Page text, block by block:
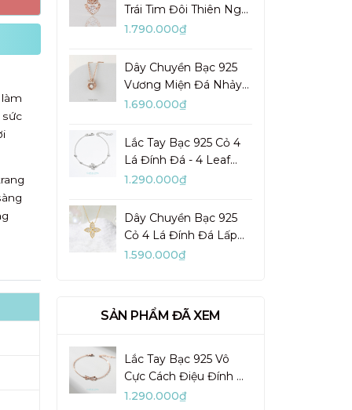
Trái Tim Đôi Thiên Nga
Đá Nhảy Pretty Swan -
1.790.000₫
Dây Chuyền Bạc 925
Vương Miện Đá Nhảy
My Queen - VYN13
1.690.000₫
Lắc Tay Bạc 925 Cỏ 4
Lá Đính Đá - 4 Leaf
Clover - VYB27
1.290.000₫
Dây Chuyền Bạc 925
Cỏ 4 Lá Đính Đá Lấp
Lánh Lady Clover -
1.590.000₫
SẢN PHẨM ĐÃ XEM
Lắc Tay Bạc 925 Vô
Cực Cách Điệu Đính Đá
Hàn Quốc Elegant
1.290.000₫